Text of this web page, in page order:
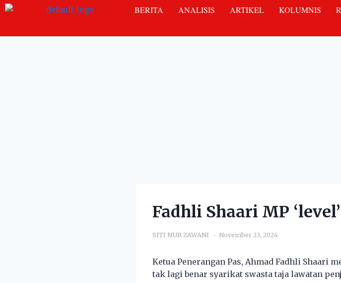
BERITA ANALISIS ARTIKEL KOLUMNIS
Fadhli Shaari MP
SITI NUR ZAWANI November 23, 2024
Ketua Penerangan Pas, Ahmad Fadhli Shaari
tak lagi benar syarikat swasta taja lawatan